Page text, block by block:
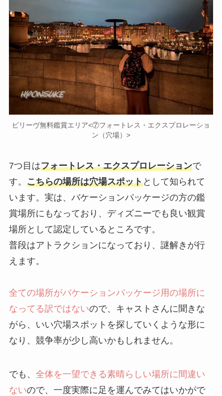
ビリーヴ無料鑑賞エリア<⑦フォートレス・エクスプロレーショ
ン（穴場）>
7つ目はフォートレス・エクスプロレーションで
す。 こちらの場所は穴場スポットとして知られて
います。実は、バケーションパッケージの方の鑑
賞場所にもなっており、ディズニーでも良い観賞
場所として認定しているところです。
普段はアトラクションになっており、謎解きが行
えます。
全ての場所がバケーションパッケージ用の場所に
なってる訳ではないので、キャストさんに聞きな
がら、いい穴場スポットを探していくような形に
なり、競争率が少し高いかもしれません。
でも、 全体を一望できる素晴らしい場所に間違い
ないので、一度実際に足を運んでみてはいかがで